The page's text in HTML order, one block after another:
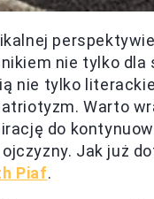
nie tylko
nie tylko
Warto
do
Jak już
Piaf.